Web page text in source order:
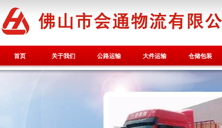
首页 关于我们 公路运输 大件运输 仓储包装